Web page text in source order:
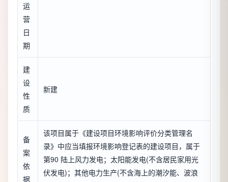
运
营
日
期
建
设
性
质
新建
备
案
依
据
该项目属于《建设项目环境影响评价分类管理名
录》中应当填报环境影响登记表的建设项目，属于
第90 陆上风力发电；太阳能发电(不含居民家用光
伏发电)；其他电力生产(不含海上的潮汐能、波浪